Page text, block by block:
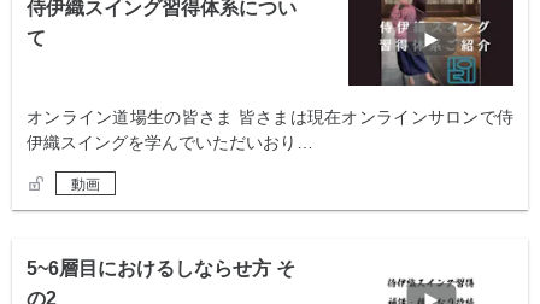
侍伊織スイング習得体系につい
て
オンライン道場生の皆さま 皆さまは現在オンラインサロンで侍
伊織スイングを学んでいただいおり…
動画
5~6層目におけるしならせ方 そ
の2